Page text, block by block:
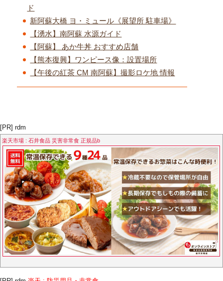
ド
新阿蘇大橋 ヨ・ミュール《展望所 駐車場》
【湧水】南阿蘇 水源ガイド
【阿蘇】 あか牛丼 おすすめ店舗
【熊本復興】ワンピース像：設置場所
【午後の紅茶 CM 南阿蘇】撮影ロケ地 情報
[PR] rdm
楽天市場 : 石井食品 災害非常食 正規品b